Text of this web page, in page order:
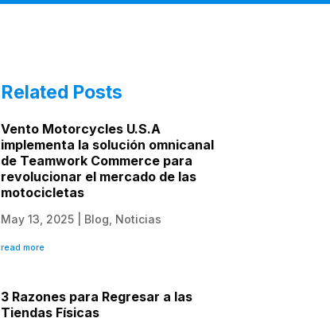
Related Posts
Vento Motorcycles U.S.A
implementa la solución omnicanal
de Teamwork Commerce para
revolucionar el mercado de las
motocicletas
May 13, 2025| Blog Noticias
read more
3 Razones para Regresar a las
Tiendas Físicas